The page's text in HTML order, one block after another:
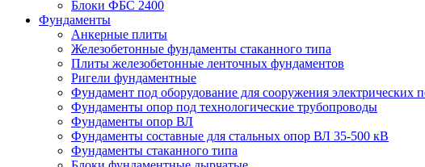
Блоки ФБС 2400
Фундаменты
Анкерные плиты
Железобетонные фундаменты стаканного типа
Плиты железобетонные ленточных фундаментов
Ригели фундаментные
Фундамент под оборудование для сооружения электрических
Фундаменты опор под технологические трубопроводы
Фундаменты опор ВЛ
Фундаменты составные для стальных опор ВЛ 35-500 кВ
Фундаменты стаканного типа